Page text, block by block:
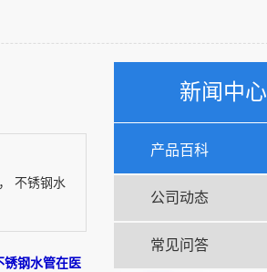
新闻中心
产品百科
公司动态
常见问答
不锈钢水
锈钢水管在医